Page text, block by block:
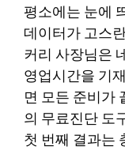
평소에는 눈에
데이터가 고스
커리 사장님은
영업시간을 기
면 모든 준비가
의 무료진단 도
첫 번째 결과는